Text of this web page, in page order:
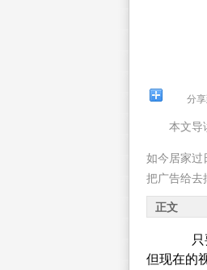
分享
本文导
如今居家过
把广告给去
正文
只
但现在的